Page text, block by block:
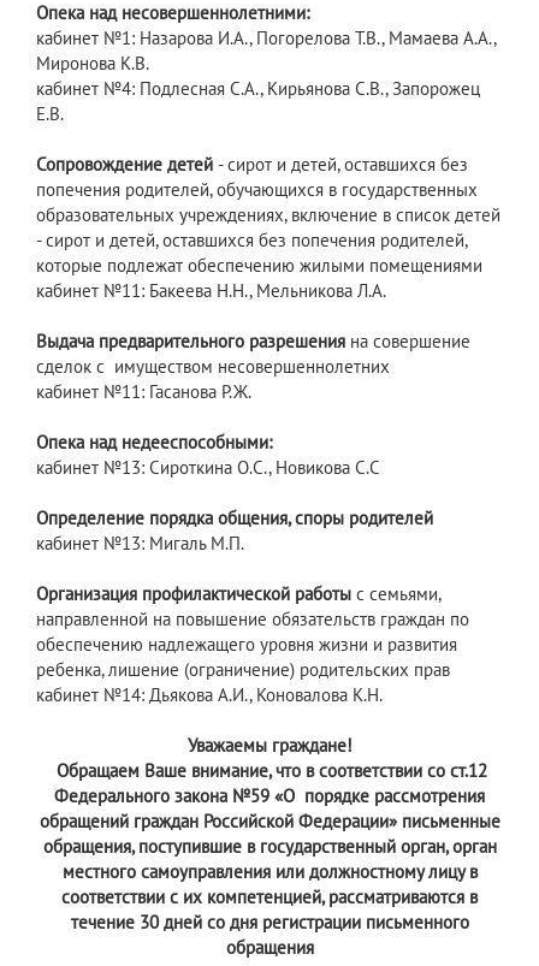
Опека над несовершеннолетними:
кабинет №1: Назарова И.А., Погорелова Т.В., Мамаева А.А.,
Миронова К.В.
кабинет №4: Подлесная С.А., Кирьянова С.В., Запорожец
Е.В.
Сопровождение детей - сирот и детей, оставшихся без
попечения родителей, обучающихся в государственных
образовательных учреждениях, включение в список детей
- сирот и детей, оставшихся без попечения родителей,
которые подлежат обеспечению жилыми помещениями
кабинет №11: Бакеева Н.Н., Мельникова Л.А.
Выдача предварительного разрешения на совершение
сделок с имуществом несовершеннолетних
кабинет №11: Гасанова Р.Ж.
Опека над недееспособными:
кабинет №13: Сироткина О.С., Новикова С.С
Определение порядка общения, споры родителей
кабинет №13: Мигаль М.П.
Организация профилактической работы с семьями,
направленной на повышение обязательств граждан по
обеспечению надлежащего уровня жизни и развития
ребенка, лишение (ограничение) родительских прав
кабинет №14: Дьякова А.И., Коновалова К.Н.
Уважаемы граждане!
Обращаем Ваше внимание, что в соответствии со ст.12
Федерального закона №59 «О порядке рассмотрения
обращений граждан Российской Федерации» письменные
обращения, поступившие в государственный орган, орган
местного самоуправления или должностному лицу в
соответствии с их компетенцией, рассматриваются в
течение 30 дней со дня регистрации письменного
обращения